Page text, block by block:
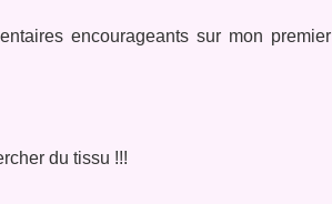
encourageants sur mon premier
du tissu !!!